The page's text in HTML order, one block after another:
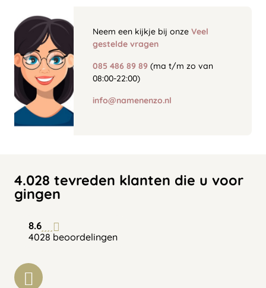
Neem een kijkje bij onze Veel
gestelde vragen
085 486 89 89 (ma t/m zo van
08:00-22:00)
info@namenenzo.nl
4.028 tevreden klanten die u voor
gingen
8.6
4028 beoordelingen